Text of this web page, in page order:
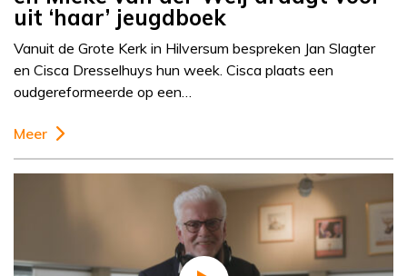
uit ‘haar’ jeugdboek
Vanuit de Grote Kerk in Hilversum bespreken Jan Slagter
en Cisca Dresselhuys hun week. Cisca plaats een
oudgereformeerde op een…
Meer